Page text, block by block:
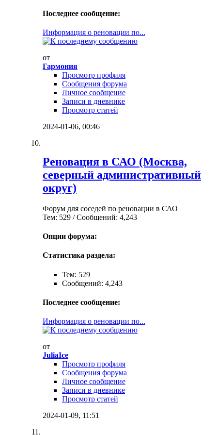
Последнее сообщение:
Информация о реновации по...
от
Гармония
Просмотр профиля
Сообщения форума
Личное сообщение
Записи в дневнике
Просмотр статей
2024-01-06, 00:46
Реновация в САО (Москва,
северный административный
округ)
Форум для соседей по реновации в САО
Тем: 529 / Сообщений: 4,243
Опции форума:
Статистика раздела:
Тем: 529
Сообщений: 4,243
Последнее сообщение:
Информация о реновации по...
от
JuliaIce
Просмотр профиля
Сообщения форума
Личное сообщение
Записи в дневнике
Просмотр статей
2024-01-09, 11:51